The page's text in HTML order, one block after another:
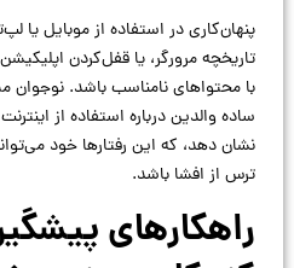
پنهان‌کاری در استفاده از موبایل یا
تاریخچه مرورگر، یا قفل‌کردن
با محتواهای نامناسب باشد.
ساده والدین درباره استفاده از
نشان دهد، که این رفتارها خود
ترس از افشا باشد.
راهکارهای